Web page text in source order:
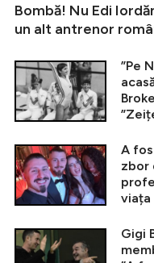
Bombă! Nu Edi
un alt antrenor
”Pe
A
zbor
viața
Gigi